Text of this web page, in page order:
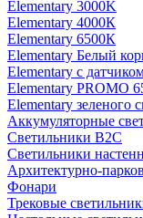
Elementary 3000K
Elementary 4000К
Elementary 6500К
Elementary Белый
Elementary с
Elementary PROMO
Elementary зеленого
Аккумуляторные
Светильники B2C
Светильники
Архитектурно-
Фонари
Трековые